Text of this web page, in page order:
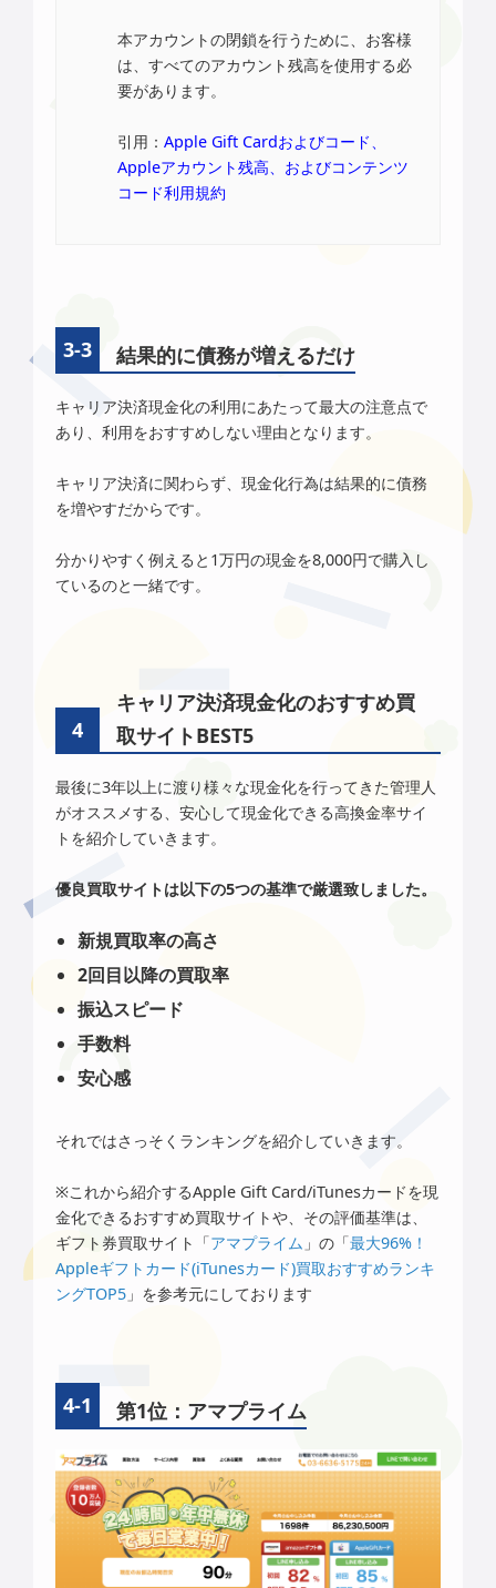
本アカウントの閉鎖を行うために、お客様
は、すべてのアカウント残高を使用する必
要があります。
引用： Apple Gift Cardおよびコード、
Appleアカウント残高、およびコンテンツ
コード利用規約
結果的に債務が増えるだけ
キャリア決済現金化の利用にあたって最大の注意点で
あり、利用をおすすめしない理由となります。
キャリア決済に関わらず、現金化行為は結果的に債務
を増やすだからです。
分かりやすく例えると1万円の現金を8,000円で購入し
ているのと一緒です。
キャリア決済現金化のおすすめ買
取サイトBEST5
最後に3年以上に渡り様々な現金化を行ってきた管理人
がオススメする、安心して現金化できる高換金率サイ
トを紹介していきます。
優良買取サイトは以下の5つの基準で厳選致しました。
新規買取率の高さ
2回目以降の買取率
振込スピード
手数料
安心感
それではさっそくランキングを紹介していきます。
※これから紹介するApple Gift Card/iTunesカードを現
金化できるおすすめ買取サイトや、その評価基準は、
ギフト券買取サイト「アマプライム 」の「最大96%！
Appleギフトカード(iTunesカード)買取おすすめランキ
ングTOP5 」を参考元にしております
第1位：アマプライム